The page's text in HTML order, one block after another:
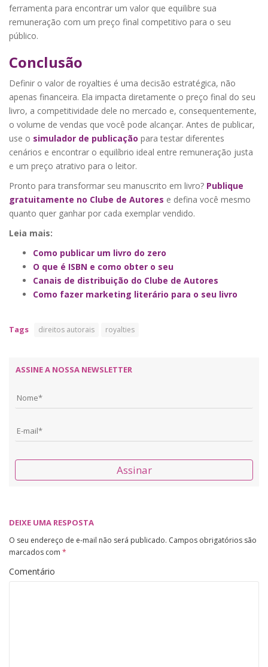
ferramenta para encontrar um valor que equilibre sua
remuneração com um preço final competitivo para o seu
público.
Conclusão
Definir o valor de royalties é uma decisão estratégica, não
apenas financeira. Ela impacta diretamente o preço final do seu
livro, a competitividade dele no mercado e, consequentemente,
o volume de vendas que você pode alcançar. Antes de publicar,
use o simulador de publicação para testar diferentes
cenários e encontrar o equilíbrio ideal entre remuneração justa
e um preço atrativo para o leitor.
Pronto para transformar seu manuscrito em livro? Publique
gratuitamente no Clube de Autores e defina você mesmo
quanto quer ganhar por cada exemplar vendido.
Leia mais:
Como publicar um livro do zero
O que é ISBN e como obter o seu
Canais de distribuição do Clube de Autores
Como fazer marketing literário para o seu livro
Tags direitos autorais royalties
ASSINE A NOSSA NEWSLETTER
Assinar
DEIXE UMA RESPOSTA
O seu endereço de e-mail não será publicado. Campos obrigatórios são
marcados com *
Comentário